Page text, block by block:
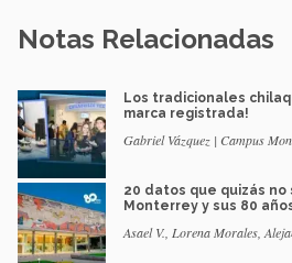
Notas Relacionadas
Los tradicionales
marca registrada!
Gabriel Vázquez | Campus
20 datos que quizás
Monterrey y sus 80
Asael V., Lorena Morales,